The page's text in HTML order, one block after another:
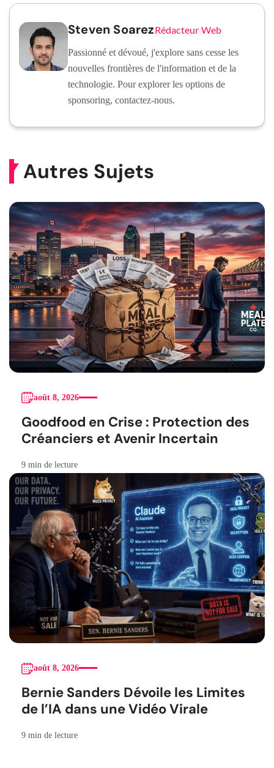
Steven SoarezRédacteur Web
Passionné et dévoué, j'explore sans cesse les
nouvelles frontières de l'information et de la
technologie. Pour explorer les options de
sponsoring, contactez-nous.
Autres Sujets
août 8, 2026
Goodfood en Crise : Protection des
Créanciers et Avenir Incertain
9 min de lecture
août 8, 2026
Bernie Sanders Dévoile les Limites
de l’IA dans une Vidéo Virale
9 min de lecture